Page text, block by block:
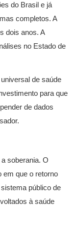
do Brasil e já
completos. A
dois anos. A
no Estado de
de saúde
para que
de dados
soberania. O
em que o retorno
público de
à saúde